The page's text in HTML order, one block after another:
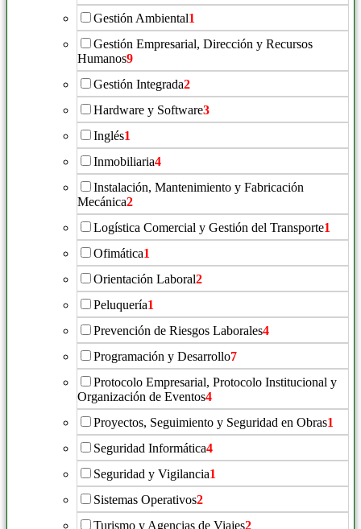
Gestión Ambiental1
Gestión Empresarial, Dirección y Recursos
Humanos9
Gestión Integrada2
Hardware y Software3
Inglés1
Inmobiliaria4
Instalación, Mantenimiento y Fabricación
Mecánica2
Logística Comercial y Gestión del Transporte1
Ofimática1
Orientación Laboral2
Peluquería1
Prevención de Riesgos Laborales4
Programación y Desarrollo7
Protocolo Empresarial, Protocolo Institucional y
Organización de Eventos4
Proyectos, Seguimiento y Seguridad en Obras1
Seguridad Informática4
Seguridad y Vigilancia1
Sistemas Operativos2
Turismo y Agencias de Viajes2